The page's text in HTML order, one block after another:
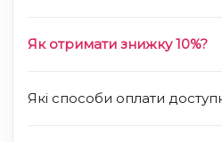
Як отримати знижку 10%?
Які способи оплати